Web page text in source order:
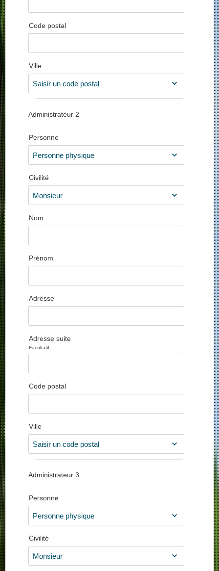
Code postal
Ville
Administrateur 2
Personne
Civilité
Nom
Prénom
Adresse
Adresse suite
Facultatif
Code postal
Ville
Administrateur 3
Personne
Civilité